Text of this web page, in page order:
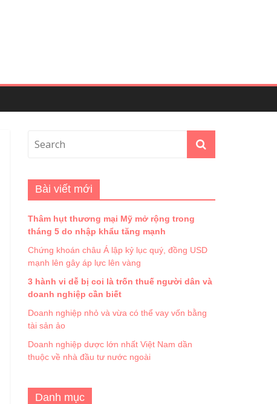
Bài viết mới
Thâm hụt thương mại Mỹ mở rộng trong
tháng 5 do nhập khẩu tăng mạnh
Chứng khoán châu Á lập kỷ lục quý, đồng USD
mạnh lên gây áp lực lên vàng
3 hành vi dễ bị coi là trốn thuế người dân và
doanh nghiệp cần biết
Doanh nghiệp nhỏ và vừa có thể vay vốn bằng
tài sản ảo
Doanh nghiệp dược lớn nhất Việt Nam dần
thuộc về nhà đầu tư nước ngoài
Danh mục